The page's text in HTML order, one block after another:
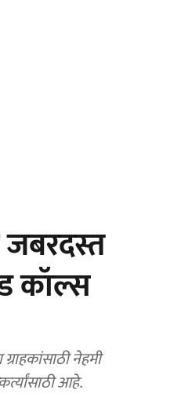
कॉल्स
नेहमी
आहे.